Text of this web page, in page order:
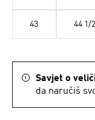
43 44 1/2
Savjet o
da naručiš